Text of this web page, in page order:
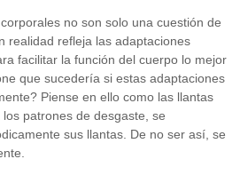
no son solo una cuestión de
realidad refleja las adaptaciones
facilitar la función del cuerpo lo mejor
que sucedería si estas adaptaciones
Piense en ello como las llantas
patrones de desgaste, se
sus llantas. De no ser así, se